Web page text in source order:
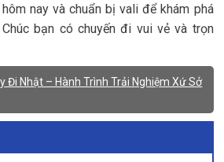
nay và chuẩn bị vali để khám phá
bạn có chuyến đi vui vẻ và trọn
Đi Nhật – Hành Trình Trải Nghiệm Xứ Sở